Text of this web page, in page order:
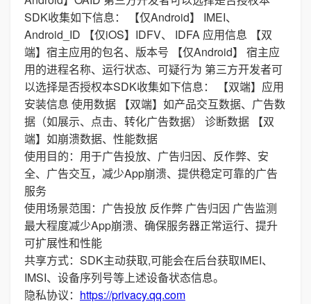
SDK收集如下信息： 【仅Android】 IMEI、
Android_ID 【仅iOS】IDFV、 IDFA 应用信息 【双
端】宿主应用的包名、版本号 【仅Android】 宿主应
用的进程名称、运行状态、可疑行为 第三方开发者可
以选择是否授权本SDK收集如下信息： 【双端】应用
安装信息 使用数据 【双端】如产品交互数据、广告数
据（如展示、点击、转化广告数据） 诊断数据 【双
端】如崩溃数据、性能数据
使用目的：用于广告投放、广告归因、反作弊、安
全、广告交互，减少App崩溃、提供稳定可靠的广告
服务
使用场景范围：广告投放 反作弊 广告归因 广告监测
最大程度减少App崩溃、确保服务器正常运行、提升
可扩展性和性能
共享方式：SDK主动获取,可能会在后台获取IMEI、
IMSI、设备序列号等上述设备状态信息。
隐私协议： https://privacy.qq.com